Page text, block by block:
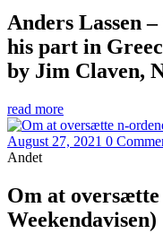
Anders Lassen
his part in
by Jim Claven,
read more
August 27, 2021 0
Andet
Om at
Weekendavisen)